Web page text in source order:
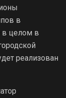
в
в целом в
реализован